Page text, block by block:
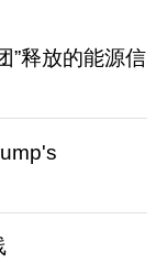
”释放的能源信